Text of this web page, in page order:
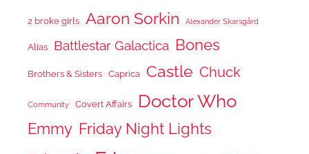
2 broke girls Aaron Sorkin Alexander Skarsgård
Alias Battlestar Galactica Bones
Brothers & Sisters Caprica Castle Chuck
Community Covert Affairs Doctor Who
Emmy Friday Night Lights